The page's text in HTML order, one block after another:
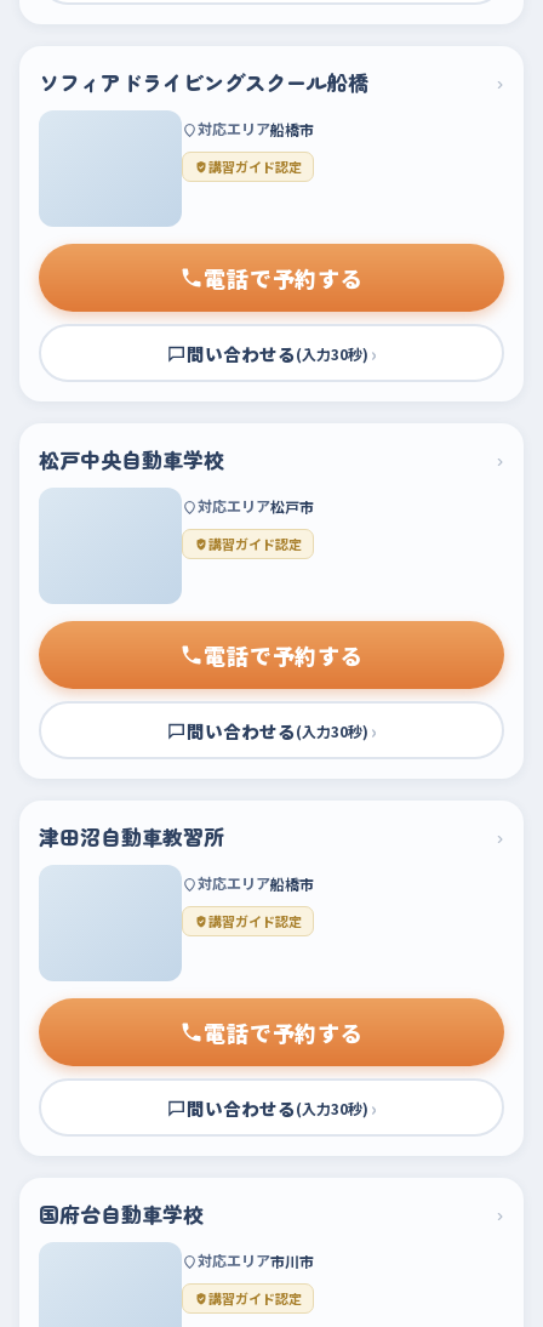
ソフィアドライビングスクール船橋 ›
対応エリア船橋市
講習ガイド認定
電話で予約する
問い合わせる(入力30秒) ›
松戸中央自動車学校 ›
対応エリア松戸市
講習ガイド認定
電話で予約する
問い合わせる(入力30秒) ›
津田沼自動車教習所 ›
対応エリア船橋市
講習ガイド認定
電話で予約する
問い合わせる(入力30秒) ›
国府台自動車学校 ›
対応エリア市川市
講習ガイド認定